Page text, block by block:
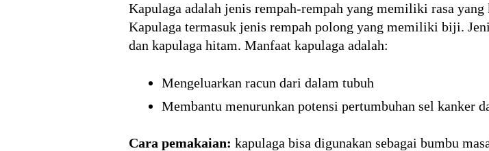
Kapulaga adalah jenis rempah-rempah yang memiliki rasa
Kapulaga termasuk jenis rempah polong yang memiliki biji.
dan kapulaga hitam. Manfaat kapulaga adalah:
Mengeluarkan racun dari dalam tubuh
Membantu menurunkan potensi pertumbuhan sel kanker
Cara pemakaian: kapulaga bisa digunakan sebagai bumbu